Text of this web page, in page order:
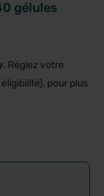
gélules
. Réglez votre
pour plus